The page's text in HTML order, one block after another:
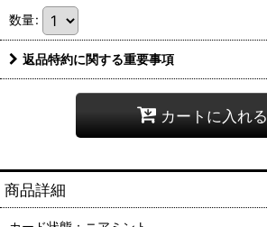
数量:
返品特約に関する重要事項
カートに入れる
商品詳細